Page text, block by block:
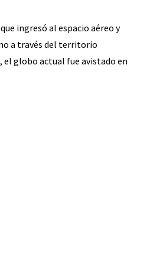
ingresó al espacio aéreo y
a través del territorio
el globo actual fue avistado en